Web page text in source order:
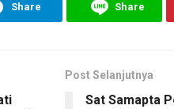
Share Share
Post Selanjutnya
Sat Samapta